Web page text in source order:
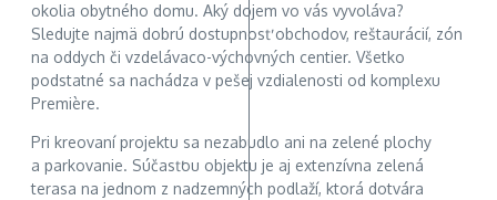
okolia obytného domu. Aký dojem vo vás vyvoláva?
Sledujte najmä dobrú dostupnosť obchodov, reštaurácií, zón
na oddych či vzdelávaco-výchovných centier. Všetko
podstatné sa nachádza v pešej vzdialenosti od komplexu
Première.
Pri kreovaní projektu sa nezabudlo ani na zelené plochy
a parkovanie. Súčasťou objektu je aj extenzívna zelená
terasa na jednom z nadzemných podlaží, ktorá dotvára